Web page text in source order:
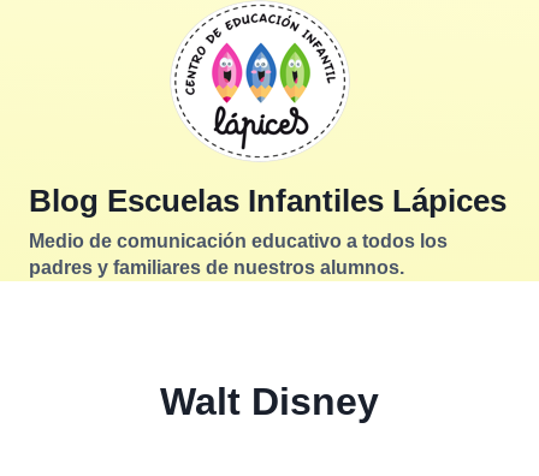
Blog Escuelas Infantiles Lápices
Medio de comunicación educativo a todos los
padres y familiares de nuestros alumnos.
Walt Disney